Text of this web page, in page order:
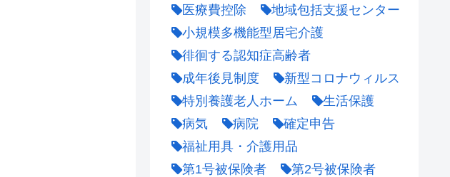
医療費控除
地域包括支援センター
小規模多機能型居宅介護
徘徊する認知症高齢者
成年後見制度
新型コロナウィルス
特別養護老人ホーム
生活保護
病気
病院
確定申告
福祉用具・介護用品
第1号被保険者
第2号被保険者